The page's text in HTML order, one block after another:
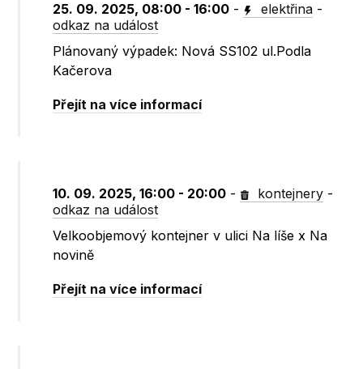
25. 09. 2025, 08:00 - 16:00 - elektřina -
odkaz na událost
Plánovaný výpadek: Nová SS102 ul.Podla
Kačerova
Přejít na více informací
10. 09. 2025, 16:00 - 20:00 - kontejnery -
odkaz na událost
Velkoobjemový kontejner v ulici Na líše x Na
novině
Přejít na více informací